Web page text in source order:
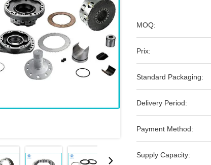
MOQ:
Prix:
Standard Packaging:
Delivery Period:
Payment Method:
Supply Capacity: